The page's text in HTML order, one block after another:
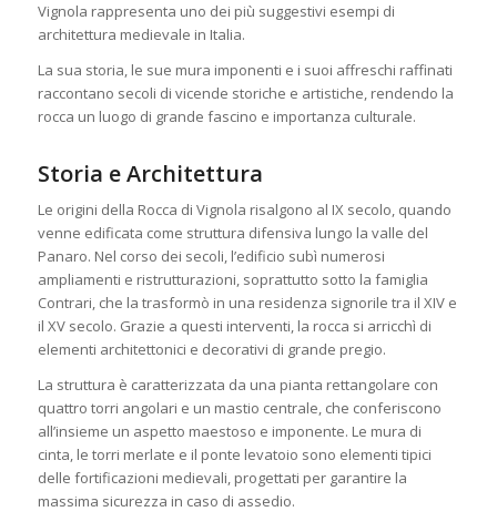
Vignola rappresenta uno dei più suggestivi esempi di
architettura medievale in Italia.
La sua storia, le sue mura imponenti e i suoi affreschi raffinati
raccontano secoli di vicende storiche e artistiche, rendendo la
rocca un luogo di grande fascino e importanza culturale.
Storia e Architettura
Le origini della Rocca di Vignola risalgono al IX secolo, quando
venne edificata come struttura difensiva lungo la valle del
Panaro. Nel corso dei secoli, l’edificio subì numerosi
ampliamenti e ristrutturazioni, soprattutto sotto la famiglia
Contrari, che la trasformò in una residenza signorile tra il XIV e
il XV secolo. Grazie a questi interventi, la rocca si arricchì di
elementi architettonici e decorativi di grande pregio.
La struttura è caratterizzata da una pianta rettangolare con
quattro torri angolari e un mastio centrale, che conferiscono
all’insieme un aspetto maestoso e imponente. Le mura di
cinta, le torri merlate e il ponte levatoio sono elementi tipici
delle fortificazioni medievali, progettati per garantire la
massima sicurezza in caso di assedio.